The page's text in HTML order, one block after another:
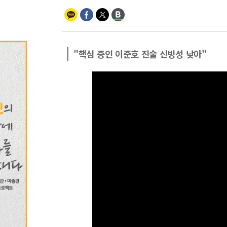
"핵심 증인 이준호 진술 신빙성 낮아"